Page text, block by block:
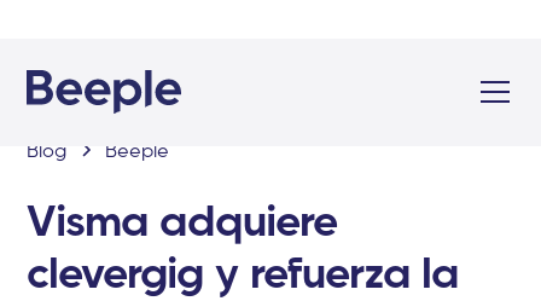
Blog Beeple
Visma adquiere
clevergig y refuerza la